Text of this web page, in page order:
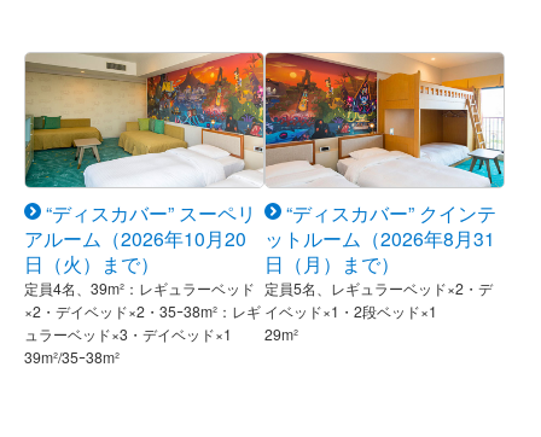
“ディスカバー” スーペリ
アルーム（2026年10月20
日（火）まで）
定員4名、39m²：レギュラーベッド
×2・デイベッド×2・35ｰ38m²：レギ
ュラーベッド×3・デイベッド×1
39m²/35ｰ38m²
“ディスカバー” クインテ
ットルーム（2026年8月31
日（月）まで）
定員5名、レギュラーベッド×2・デ
イベッド×1・2段ベッド×1
29m²